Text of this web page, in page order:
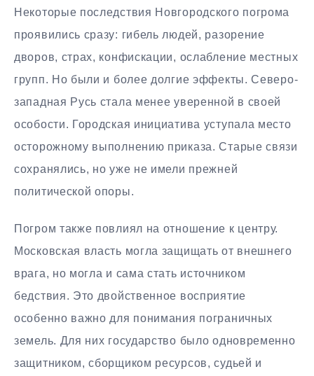
Некоторые последствия Новгородского погрома
проявились сразу: гибель людей, разорение
дворов, страх, конфискации, ослабление местных
групп. Но были и более долгие эффекты. Северо-
западная Русь стала менее уверенной в своей
особости. Городская инициатива уступала место
осторожному выполнению приказа. Старые связи
сохранялись, но уже не имели прежней
политической опоры.
Погром также повлиял на отношение к центру.
Московская власть могла защищать от внешнего
врага, но могла и сама стать источником
бедствия. Это двойственное восприятие
особенно важно для понимания пограничных
земель. Для них государство было одновременно
защитником, сборщиком ресурсов, судьей и